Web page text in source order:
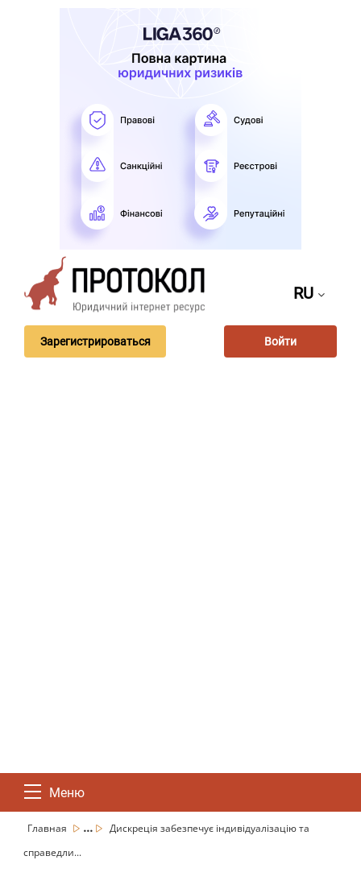
RU
Зарегистрироваться Войти
Меню
Главная ...
Дискреція забезпечує індивідуалізацію та
справедли...